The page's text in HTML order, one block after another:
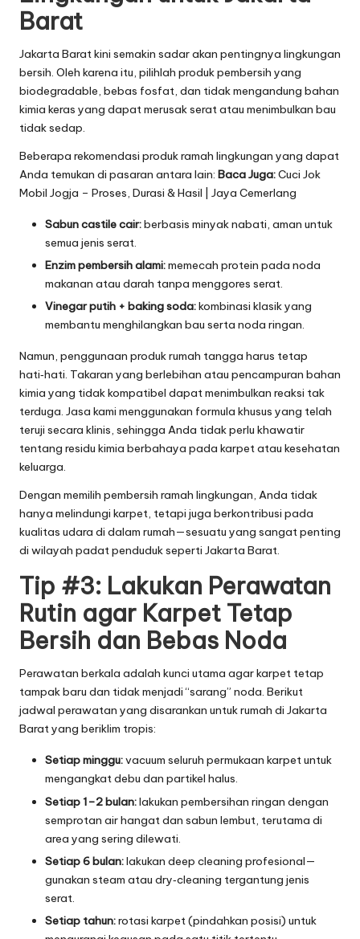
Barat
Jakarta Barat kini semakin sadar akan pentingnya lingkungan
bersih. Oleh karena itu, pilihlah produk pembersih yang
biodegradable, bebas fosfat, dan tidak mengandung bahan
kimia keras yang dapat merusak serat atau menimbulkan bau
tidak sedap.
Beberapa rekomendasi produk ramah lingkungan yang dapat
Anda temukan di pasaran antara lain: Baca Juga:Cuci Jok
Mobil Jogja – Proses, Durasi & Hasil | Jaya Cemerlang
Sabun castile cair:berbasis minyak nabati, aman untuk
semua jenis serat.
Enzim pembersih alami:memecah protein pada noda
makanan atau darah tanpa menggores serat.
Vinegar putih + baking soda:kombinasi klasik yang
membantu menghilangkan bau serta noda ringan.
Namun, penggunaan produk rumah tangga harus tetap
hati‑hati. Takaran yang berlebihan atau pencampuran bahan
kimia yang tidak kompatibel dapat menimbulkan reaksi tak
terduga. Jasa kami menggunakan formula khusus yang telah
teruji secara klinis, sehingga Anda tidak perlu khawatir
tentang residu kimia berbahaya pada karpet atau kesehatan
keluarga.
Dengan memilih pembersih ramah lingkungan, Anda tidak
hanya melindungi karpet, tetapi juga berkontribusi pada
kualitas udara di dalam rumah—sesuatu yang sangat penting
di wilayah padat penduduk seperti Jakarta Barat.
Tip #3: Lakukan Perawatan
Rutin agar Karpet Tetap
Bersih dan Bebas Noda
Perawatan berkala adalah kunci utama agar karpet tetap
tampak baru dan tidak menjadi “sarang” noda. Berikut
jadwal perawatan yang disarankan untuk rumah di Jakarta
Barat yang beriklim tropis:
Setiap minggu:vacuum seluruh permukaan karpet untuk
mengangkat debu dan partikel halus.
Setiap 1–2 bulan:lakukan pembersihan ringan dengan
semprotan air hangat dan sabun lembut, terutama di
area yang sering dilewati.
Setiap 6 bulan:lakukan deep cleaning profesional—
gunakan steam atau dry‑cleaning tergantung jenis
serat.
Setiap tahun:rotasi karpet (pindahkan posisi) untuk